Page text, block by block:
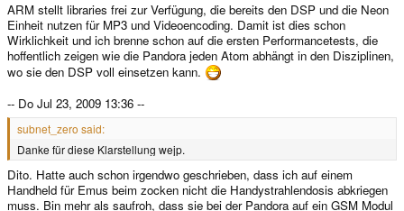
ARM stellt libraries frei zur Verfügung, die bereits den DSP und die Neon
Einheit nutzen für MP3 und Videoencoding. Damit ist dies schon
Wirklichkeit und ich brenne schon auf die ersten Performancetests, die
hoffentlich zeigen wie die Pandora jeden Atom abhängt in den Disziplinen,
wo sie den DSP voll einsetzen kann.
-- Do Jul 23, 2009 13:36 --
subnet_zero said:
Danke für diese Klarstellung wejp.
Dito. Hatte auch schon irgendwo geschrieben, dass ich auf einem
Handheld für Emus beim zocken nicht die Handystrahlendosis abkriegen
muss. Bin mehr als saufroh, dass sie bei der Pandora auf ein GSM Modul